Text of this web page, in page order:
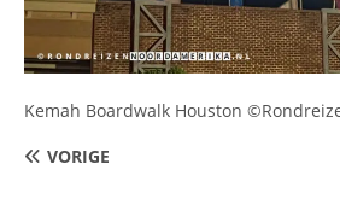
Kemah Boardwalk Houston
VORIGE